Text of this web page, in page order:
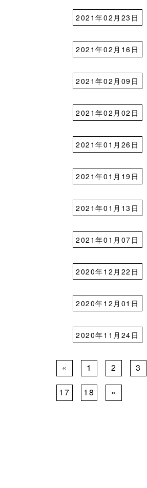
2021年02月23日
2021年02月16日
2021年02月09日
2021年02月02日
2021年01月26日
2021年01月19日
2021年01月13日
2021年01月07日
2020年12月22日
2020年12月01日
2020年11月24日
« 1 2 3
17 18 »